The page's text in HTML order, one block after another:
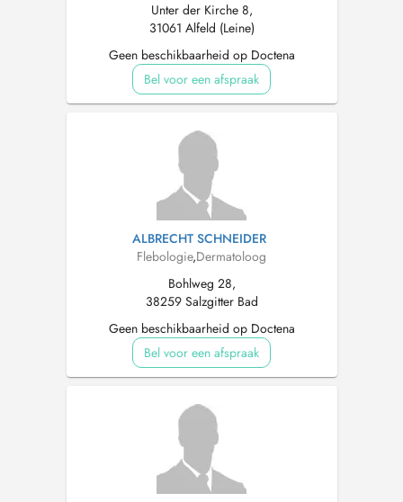
Unter der Kirche 8,
31061 Alfeld (Leine)
Geen beschikbaarheid op Doctena
Bel voor een afspraak
ALBRECHT SCHNEIDER
Flebologie,Dermatoloog
Bohlweg 28,
38259 Salzgitter Bad
Geen beschikbaarheid op Doctena
Bel voor een afspraak